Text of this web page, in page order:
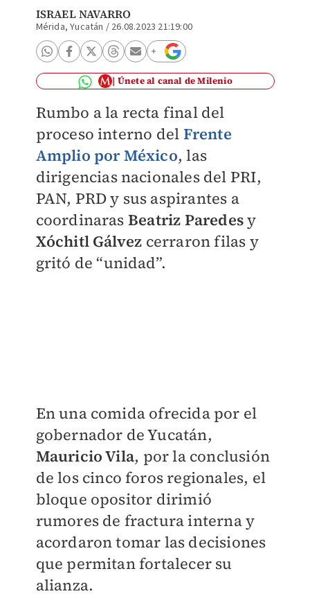
ISRAEL NAVARRO
Mérida, Yucatán / 26.08.2023 21:19:00
Únete al canal de Milenio
Rumbo a la recta final del
proceso interno del Frente
Amplio por México, las
dirigencias nacionales del PRI,
PAN, PRD y sus aspirantes a
coordinaras Beatriz Paredesy
Xóchitl Gálvez cerraron filas y
gritó de “unidad”.
En una comida ofrecida por el
gobernador de Yucatán,
Mauricio Vila, por la conclusión
de los cinco foros regionales, el
bloque opositor dirimió
rumores de fractura interna y
acordaron tomar las decisiones
que permitan fortalecer su
alianza.